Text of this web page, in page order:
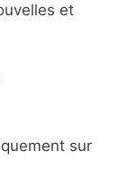
et
sur